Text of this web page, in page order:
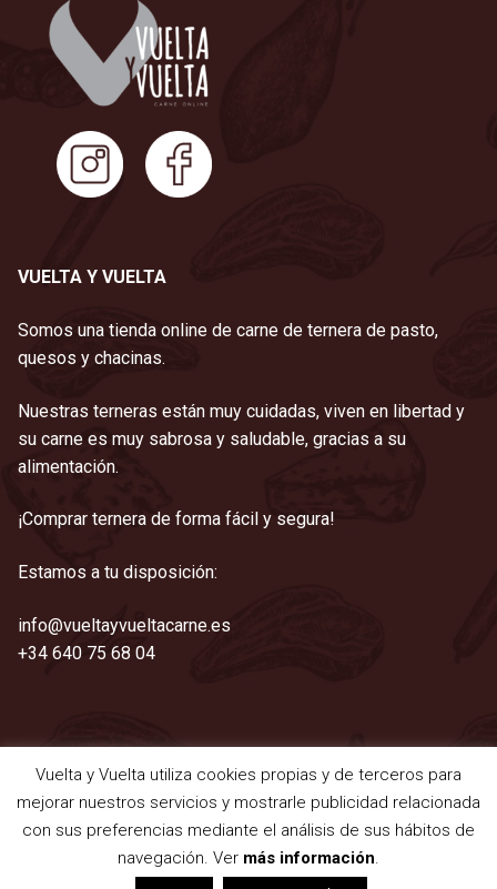
VUELTA Y VUELTA
Somos una tienda online de carne de ternera de pasto,
quesos y chacinas.
Nuestras terneras están muy cuidadas, viven en libertad y
su carne es muy sabrosa y saludable, gracias a su
alimentación.
¡Comprar ternera de forma fácil y segura!
Estamos a tu disposición:
info@vueltayvueltacarne.es
+34 640 75 68 04
©2021 Vuelta y Vuelta
Aviso legal|Cookies|Privacidad|Términos y condiciones
Vuelta y Vuelta utiliza cookies propias y de terceros para
mejorar nuestros servicios y mostrarle publicidad relacionada
con sus preferencias mediante el análisis de sus hábitos de
navegación. Ver más información.